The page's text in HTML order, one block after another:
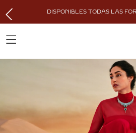
DISPONIBLES TODAS LAS